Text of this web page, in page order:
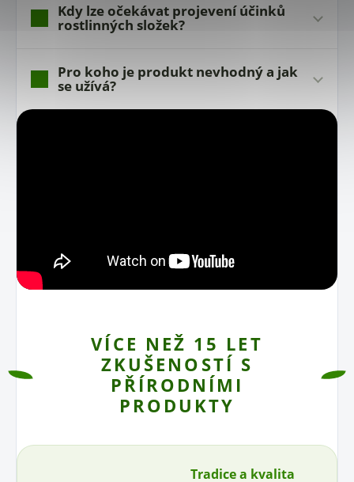
Kdy lze očekávat projevení účinků
rostlinných složek?
Pro koho je produkt nevhodný a jak
se užívá?
VÍCE NEŽ 15 LET
ZKUŠENOSTÍ S
PŘÍRODNÍMI
PRODUKTY
Tradice a kvalita